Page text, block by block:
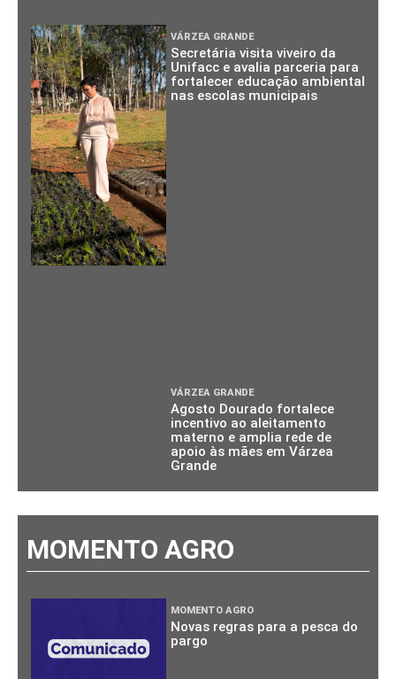
VÁRZEA GRANDE
Secretária visita viveiro da
Unifacc e avalia parceria para
fortalecer educação ambiental
nas escolas municipais
VÁRZEA GRANDE
Agosto Dourado fortalece
incentivo ao aleitamento
materno e amplia rede de
apoio às mães em Várzea
Grande
MOMENTO AGRO
MOMENTO AGRO
Novas regras para a pesca do
pargo